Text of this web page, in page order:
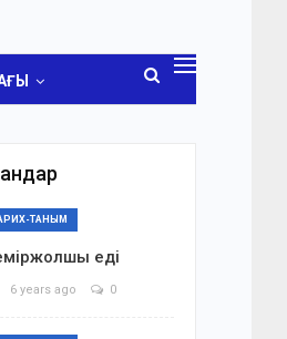
ТАНЫМ
еді
6 years ago 0